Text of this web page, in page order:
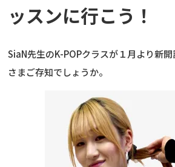
ッスンに行こう！
SiaN先生のK-POPクラスが１月より新
さまご存知でしょうか。